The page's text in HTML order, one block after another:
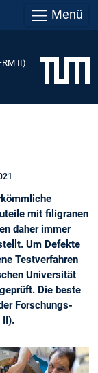
Menü
II)
mit filigranen
daher immer
Um Defekte
Testverfahren
Universität
Die beste
Forschungs-
II).